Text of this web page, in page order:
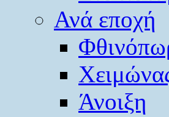
Ανά εποχή
Άνοιξη